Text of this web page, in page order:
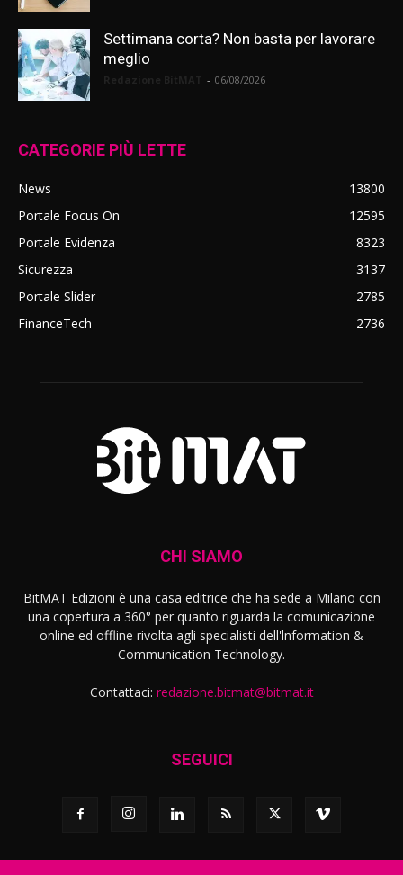
Settimana corta? Non basta per lavorare
meglio
- 06/08/2026
CATEGORIE PIÙ LETTE
News
13800
Portale Focus On
12595
Portale Evidenza
8323
Sicurezza
3137
Portale Slider
2785
FinanceTech
2736
CHI SIAMO
BitMAT Edizioni è una casa editrice che ha sede a Milano con
una copertura a 360° per quanto riguarda la comunicazione
online ed offline rivolta agli specialisti dell'lnformation &
Communication Technology.
Contattaci: redazione.bitmat@bitmat.it
SEGUICI